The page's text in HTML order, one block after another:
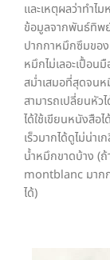
และเหตุผลว่าทำไ
ข้อมูลจากพันธ์ทิพ
ปากกาหมึกซึมขอ
หมึกไม่เลอะเปื้อน
สม่ำเสมอที่สุดจนห
สามารถเปลี่ยนหัว
ได้ใช้เขียนหนังสือ
เร็วมากได้ดูไม่น่า
น้ำหมึกขาดบ้าง (
montblanc มาก
ได้)